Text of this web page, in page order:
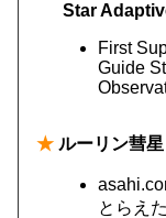
Star
First
Guide
★ ルーリン彗星
とらえ